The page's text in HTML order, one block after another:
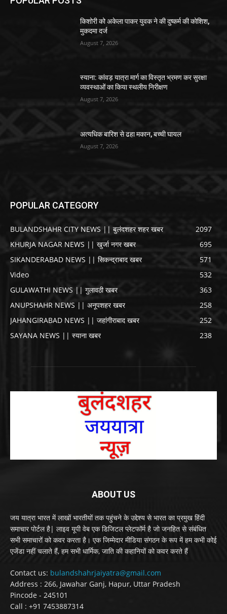
किशोरी को अकेला पाकर युवक ने की दुष्कर्म की कोशिश,
मुकदमा दर्ज
August 7, 2026
स्याना: कांवड़ यात्रा मार्ग का विस्तृत भ्रमण कर सुरक्षा
व्यवस्थाओं का किया स्थलीय निरीक्षण
August 7, 2026
अत्यधिक बारिश से ढहा मकान, बच्ची घायल
August 7, 2026
POPULAR CATEGORY
BULANDSHAHR CITY NEWS || बुलंदशहर शहर खबर
2097
KHURJA NAGAR NEWS || खुर्जा नगर खबर
695
SIKANDERABAD NEWS || सिकन्द्राबाद खबर
571
Video
532
GULAWATHI NEWS || गुलावठी खबर
363
ANUPSHAHR NEWS || अनूपशहर खबर
258
JAHANGIRABAD NEWS || जहांगीराबाद खबर
252
SAYANA NEWS || स्याना खबर
238
ABOUT US
जय यात्रा भारत में लाखों भारतीयों तक पहुंचने के उद्देश्य से भारत का प्रमुख हिंदी
समाचार पोर्टल है| लाइव यूपी वेब एक डिजिटल प्लेटफॉर्म है जो जनहित से संबंधित
सभी समाचारों को कवर करता है। एक जिम्मेदार मीडिया संगठन के रूप में हम कभी कोई
एजेंडा नहीं चलाते हैं, हम सभी धार्मिक, जाति की कहानियों को कवर करते हैं
Contact us: bulandshahrjaiyatra@gmail.com
Address : 266, Jawahar Ganj, Hapur, Uttar Pradesh
Pincode - 245101
Call : +91 7453887314